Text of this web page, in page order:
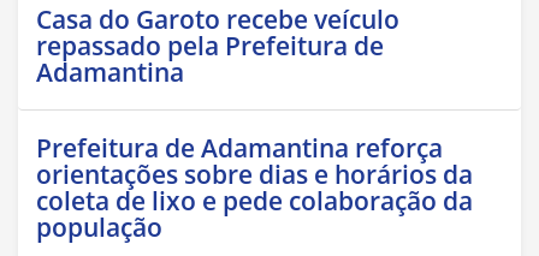
Casa do Garoto recebe veículo
repassado pela Prefeitura de
Adamantina
Prefeitura de Adamantina reforça
orientações sobre dias e horários da
coleta de lixo e pede colaboração da
população